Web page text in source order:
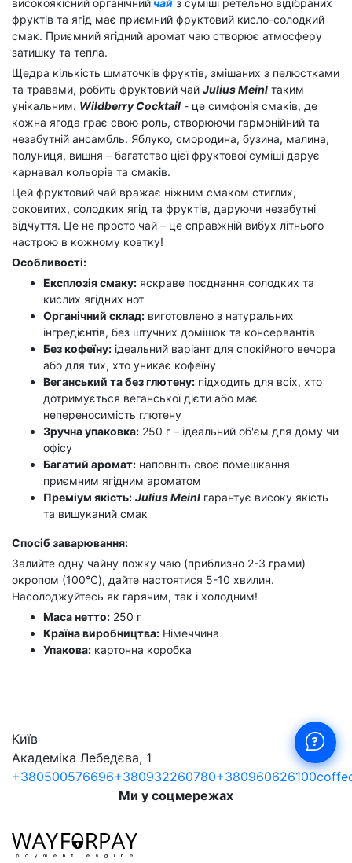
високоякісний органічний чай з суміші ретельно відібраних
фруктів та ягід має приємний фруктовий кисло-солодкий
смак. Приємний ягідний аромат чаю створює атмосферу
затишку та тепла.
Щедра кількість шматочків фруктів, змішаних з пелюстками
та травами, робить фруктовий чай Julius Meinl таким
унікальним. Wildberry Cocktail - це симфонія смаків, де
кожна ягода грає свою роль, створюючи гармонійний та
незабутній ансамбль. Яблуко, смородина, бузина, малина,
полуниця, вишня – багатство цієї фруктової суміші дарує
карнавал кольорів та смаків.
Цей фруктовий чай вражає ніжним смаком стиглих,
соковитих, солодких ягід та фруктів, даруючи незабутні
відчуття. Це не просто чай – це справжній вибух літнього
настрою в кожному ковтку!
Особливості:
Експлозія смаку: яскраве поєднання солодких та
кислих ягідних нот
Органічний склад: виготовлено з натуральних
інгредієнтів, без штучних домішок та консервантів
Без кофеїну: ідеальний варіант для спокійного вечора
або для тих, хто уникає кофеїну
Веганський та без глютену: підходить для всіх, хто
дотримується веганської дієти або має
непереносимість глютену
Зручна упаковка: 250 г – ідеальний об'єм для дому чи
офісу
Багатий аромат: наповніть своє помешкання
приємним ягідним ароматом
Преміум якість: Julius Meinl гарантує високу якість
та вишуканий смак
Спосіб заварювання:
Залийте одну чайну ложку чаю (приблизно 2-3 грами)
окропом (100°C), дайте настоятися 5-10 хвилин.
Насолоджуйтесь як гарячим, так і холодним!
Маса нетто: 250 г
Країна виробництва: Німеччина
Упакова: картонна коробка
Київ
Академіка Лебедєва, 1
+380500576696+380932260780+380960626100
Ми у соцмережах